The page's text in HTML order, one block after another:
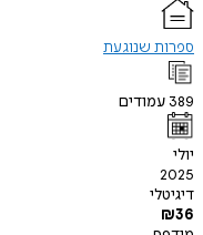
ספרות שנוגעת
389 עמודים
יולי
2025
דיגיטלי
₪36